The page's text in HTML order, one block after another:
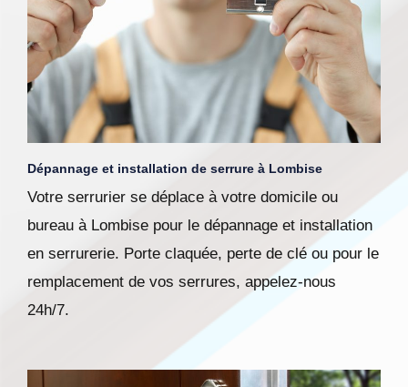
Dépannage et installation de serrure à Lombise
Votre serrurier se déplace à votre domicile ou
bureau à Lombise pour le dépannage et installation
en serrurerie. Porte claquée, perte de clé ou pour le
remplacement de vos serrures, appelez-nous
24h/7.